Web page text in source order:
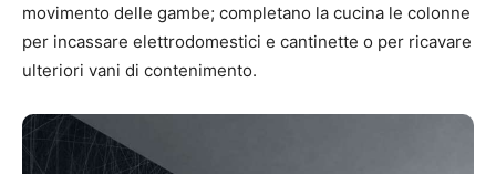
movimento delle gambe; completano la cucina le colonne
per incassare elettrodomestici e cantinette o per ricavare
ulteriori vani di contenimento.